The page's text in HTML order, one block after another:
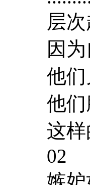
层
因
他
他们
这
02
嫉